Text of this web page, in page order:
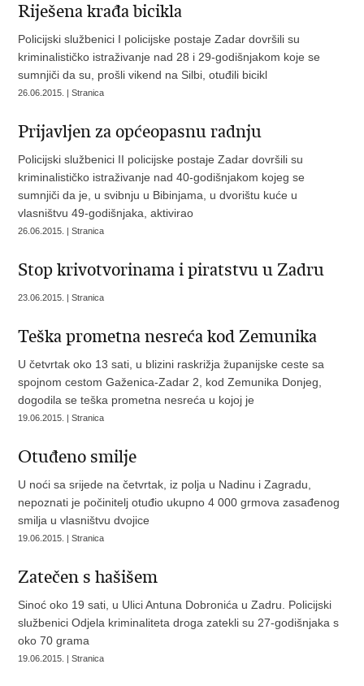
Riješena krađa bicikla
Policijski službenici I policijske postaje Zadar dovršili su
kriminalističko istraživanje nad 28 i 29-godišnjakom koje se
sumnjiči da su, prošli vikend na Silbi, otuđili bicikl
26.06.2015. | Stranica
Prijavljen za općeopasnu radnju
Policijski službenici II policijske postaje Zadar dovršili su
kriminalističko istraživanje nad 40-godišnjakom kojeg se
sumnjiči da je, u svibnju u Bibinjama, u dvorištu kuće u
vlasništvu 49-godišnjaka, aktivirao
26.06.2015. | Stranica
Stop krivotvorinama i piratstvu u Zadru
23.06.2015. | Stranica
Teška prometna nesreća kod Zemunika
U četvrtak oko 13 sati, u blizini raskrižja županijske ceste sa
spojnom cestom Gaženica-Zadar 2, kod Zemunika Donjeg,
dogodila se teška prometna nesreća u kojoj je
19.06.2015. | Stranica
Otuđeno smilje
U noći sa srijede na četvrtak, iz polja u Nadinu i Zagradu,
nepoznati je počinitelj otuđio ukupno 4 000 grmova zasađenog
smilja u vlasništvu dvojice
19.06.2015. | Stranica
Zatečen s hašišem
Sinoć oko 19 sati, u Ulici Antuna Dobronića u Zadru. Policijski
službenici Odjela kriminaliteta droga zatekli su 27-godišnjaka s
oko 70 grama
19.06.2015. | Stranica